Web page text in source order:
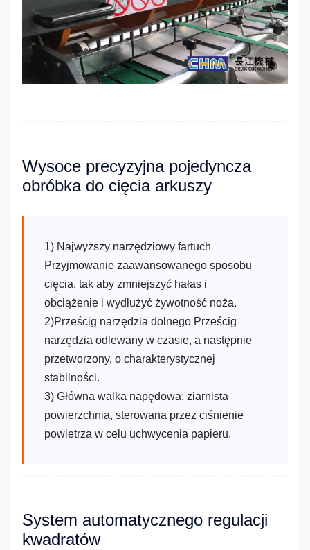
Wysoce precyzyjna pojedyncza
obróbka do cięcia arkuszy
1) Najwyższy narzędziowy fartuch
Przyjmowanie zaawansowanego sposobu
cięcia, tak aby zmniejszyć hałas i
obciążenie i wydłużyć żywotność noża.
2)Prześcig narzędzia dolnego Prześcig
narzędzia odlewany w czasie, a następnie
przetworzony, o charakterystycznej
stabilności.
3) Główna walka napędowa: ziarnista
powierzchnia, sterowana przez ciśnienie
powietrza w celu uchwycenia papieru.
System automatycznego regulacji
kwadratów